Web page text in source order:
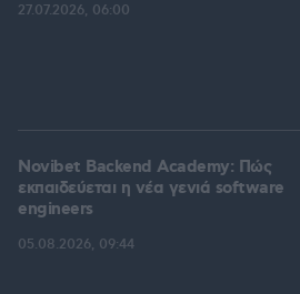
27.07.2026, 06:00
Novibet Backend Academy: Πώς
εκπαιδεύεται η νέα γενιά software
engineers
05.08.2026, 09:44